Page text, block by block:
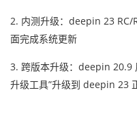
2. 内测升级：deepin 23 RC/
面完成系统更新
3. 跨版本升级：deepin 20.9
升级工具”升级到 deepin 23